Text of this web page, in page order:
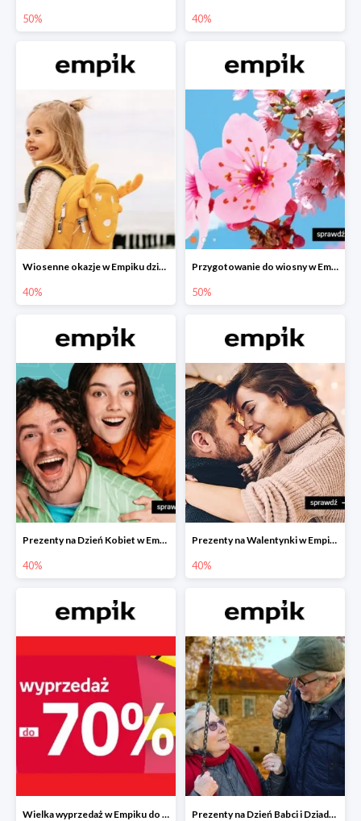
50% 40%
Wiosenne okazje w Empiku dziecko w podróży do -40%
40%
Przygotowanie do wiosny w Empiku - setki produktów do -50%
50%
Prezenty na Dzień Kobiet w Empiku do -40%
40%
Prezenty na Walentynki w Empiku do -40%
40%
Wielka wyprzedaż w Empiku do -70% Prezenty na Dzień Babci i Dziadka w Empiku do -30%